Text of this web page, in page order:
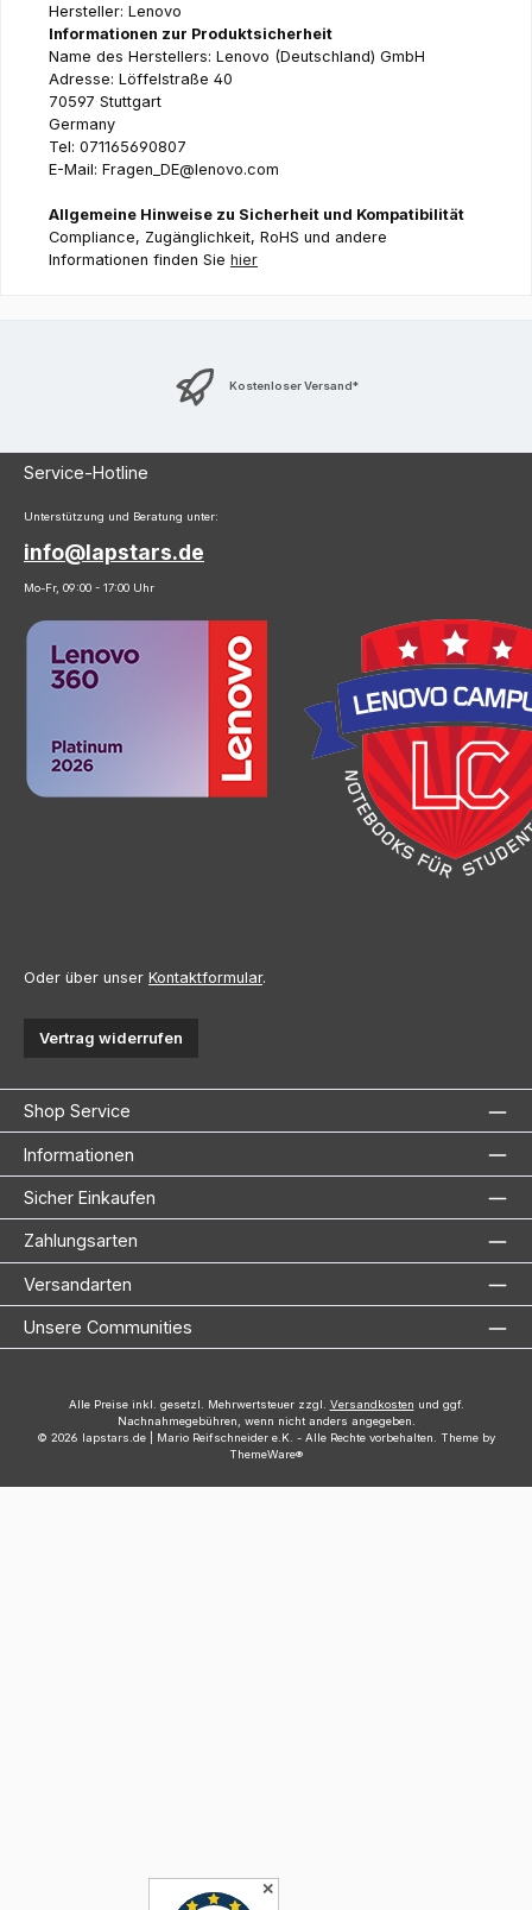
Hersteller: Lenovo
Informationen zur Produktsicherheit
Name des Herstellers: Lenovo (Deutschland) GmbH
Adresse: Löffelstraße 40
70597 Stuttgart
Germany
Tel: 071165690807
E-Mail: Fragen_DE@lenovo.com
Allgemeine Hinweise zu Sicherheit und Kompatibilität
Compliance, Zugänglichkeit, RoHS und andere
Informationen finden Sie hier
Kostenloser Versand*
Service-Hotline
Unterstützung und Beratung unter:
info@lapstars.de
Mo-Fr, 09:00 - 17:00 Uhr
Oder über unser Kontaktformular.
Vertrag widerrufen
Shop Service
Informationen
Sicher Einkaufen
Zahlungsarten
Versandarten
Unsere Communities
Alle Preise inkl. gesetzl. Mehrwertsteuer zzgl. Versandkosten und ggf.
Nachnahmegebühren, wenn nicht anders angegeben.
© 2026 lapstars.de | Mario Reifschneider e.K. - Alle Rechte vorbehalten. Theme by
ThemeWare®
✕